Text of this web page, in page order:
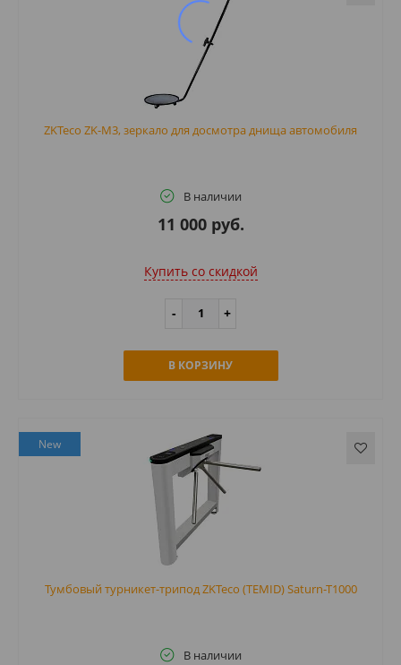
ZKTeco ZK-M3, зеркало для досмотра днища автомобиля
В наличии
11 000 руб.
Купить cо скидкой
В КОРЗИНУ
New
Тумбовый турникет-трипод ZKTeco (TEMID) Saturn-T1000
В наличии